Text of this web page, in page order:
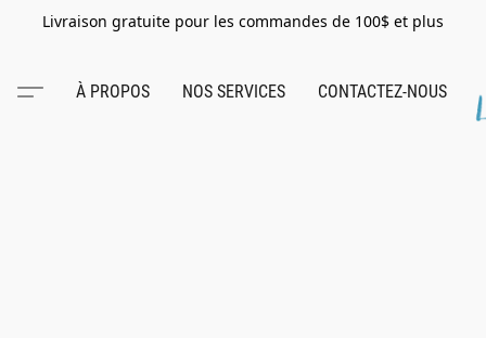
Livraison gratuite pour les commandes de 100$ et plus
À PROPOS NOS SERVICES CONTACTEZ-NOUS